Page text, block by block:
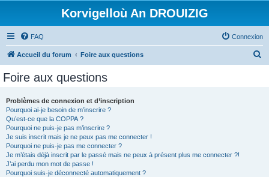
Korvigelloù An DROUIZIG
FAQ Connexion
Accueil du forum Foire aux questions
Foire aux questions
Problèmes de connexion et d’inscription
Pourquoi ai-je besoin de m’inscrire ?
Qu’est-ce que la COPPA ?
Pourquoi ne puis-je pas m’inscrire ?
Je suis inscrit mais je ne peux pas me connecter !
Pourquoi ne puis-je pas me connecter ?
Je m’étais déjà inscrit par le passé mais ne peux à présent plus me connecter ?!
J’ai perdu mon mot de passe !
Pourquoi suis-je déconnecté automatiquement ?